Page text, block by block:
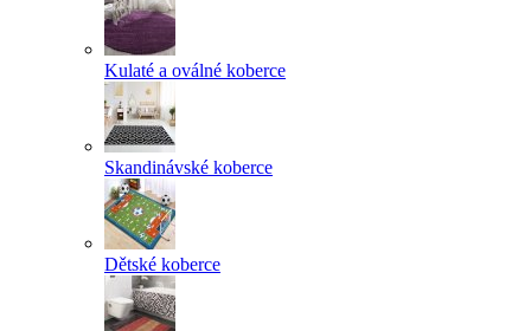
Kulaté a oválné koberce
Skandinávské koberce
Dětské koberce